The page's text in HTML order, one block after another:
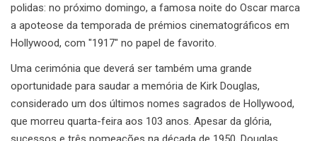
polidas: no próximo domingo, a famosa noite do Oscar marca
a apoteose da temporada de prémios cinematográficos em
Hollywood, com "1917" no papel de favorito.
Uma cerimónia que deverá ser também uma grande
oportunidade para saudar a memória de Kirk Douglas,
considerado um dos últimos nomes sagrados de Hollywood,
que morreu quarta-feira aos 103 anos. Apesar da glória,